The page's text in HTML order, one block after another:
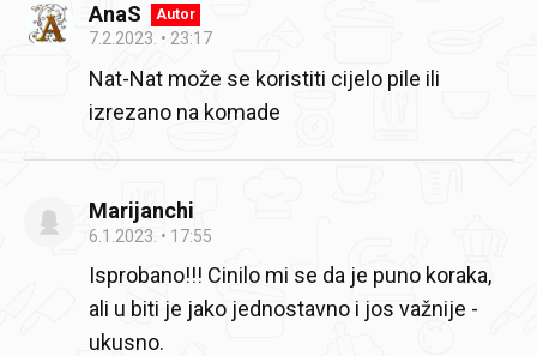
AnaS Autor
7.2.2023. 23:17
Nat-Nat može se koristiti cijelo pile ili
izrezano na komade
Marijanchi
6.1.2023. 17:55
Isprobano!!! Cinilo mi se da je puno koraka,
ali u biti je jako jednostavno i jos važnije -
ukusno.